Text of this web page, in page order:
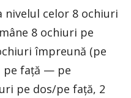
nivelul celor 8 ochiuri
8 ochiuri pe
împreună (pe
pe față — pe
pe dos/pe față, 2